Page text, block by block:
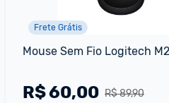
Frete Grátis
Mouse Sem Fio Logitech
R$ 89,90
R$60,00